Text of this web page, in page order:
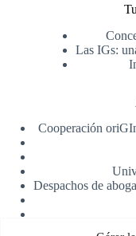
Las IGs:
Cooperación
Despachos de